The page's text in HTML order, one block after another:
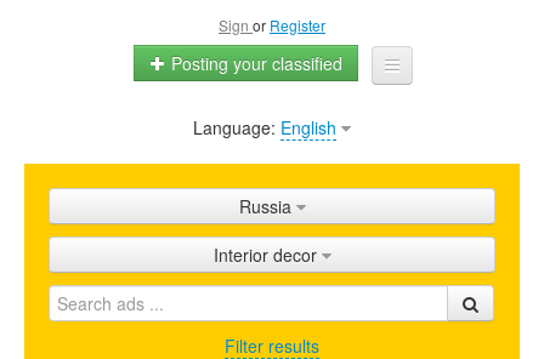
Sign or Register
Posting your classified
Home
Shops
Promotion
FAQ
Language: English
Russia
Interior decor
Filter results